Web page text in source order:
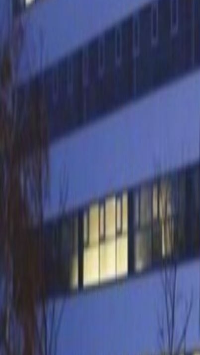
HUF64900
Iroda leírása
Position your business in a
Biatorbágy. Thrive in this
and connect with the
around Biatorbágy easily
is a five-minute walk away.
nearby Törökbálint train
Whether you’re looking for
a space to jump on a call,
WiFi to keep you going
connections in both
with a smaller group of
team are always on hand
workday – all you have to
town or travel into the city
you’ll find plenty to do
Kapcsolódó irodák
Budaörs Business Center, Puskás Tivadar
a weboldalról HUF46500
a weboldalról HUF66900p/mth
Allee Corner, Október huszonharmadika
a weboldalról HUF143900
Science Park Business Center, Irinyi József
a weboldalról HUF225
Közeli irodahelyiségek